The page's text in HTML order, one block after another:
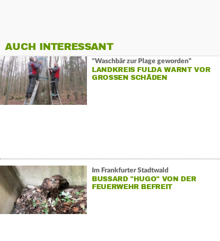
AUCH INTERESSANT
"Waschbär zur Plage geworden"
LANDKREIS FULDA WARNT VOR
GROSSEN SCHÄDEN
Im Frankfurter Stadtwald
BUSSARD "HUGO" VON DER
FEUERWEHR BEFREIT